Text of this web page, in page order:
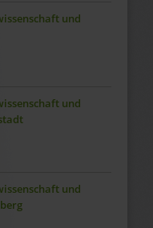
und
und
und